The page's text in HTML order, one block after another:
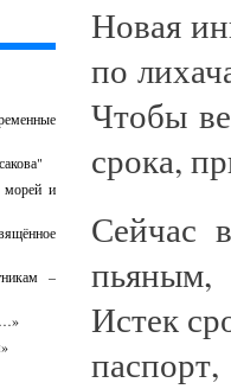
морей и
–
Новая
по
Чтобы
срока,
Сейчас
пьяным,
Истек